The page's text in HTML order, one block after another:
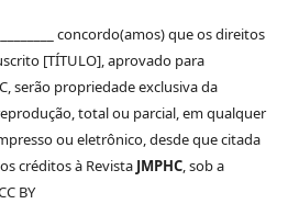
concordo(amos) que os direitos
[TÍTULO], aprovado para
serão propriedade exclusiva da
total ou parcial, em qualquer
ou eletrônico, desde que citada
créditos à Revista JMPHC, sob a
BY